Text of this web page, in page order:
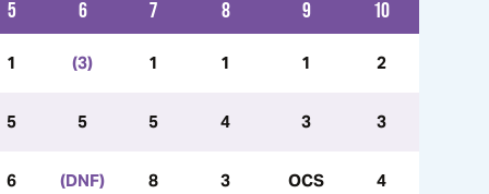
5 6 7 8 9 10
1 (3) 1 1 1 2
5 5 5 4 3 3
6 (DNF) 8 3 OCS 4